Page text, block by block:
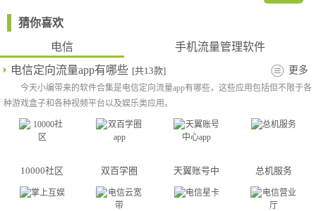
猜你喜欢
电信
手机流量管理软件
电信定向流量app有哪些 [共13款] 更多
今天小编带来的软件合集是电信定向流量app有哪些，这些应用包括但不限于各
种游戏盒子和各种视频平台以及娱乐类应用。
10000社区
双百学圈
天翼账号中
总机服务